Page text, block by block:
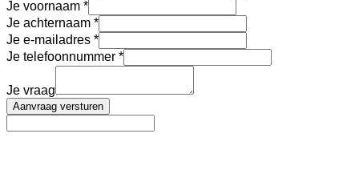
Je voornaam
Je achternaam
Je e-mailadres
Je telefoonnummer
Je vraag
Aanvraag versturen